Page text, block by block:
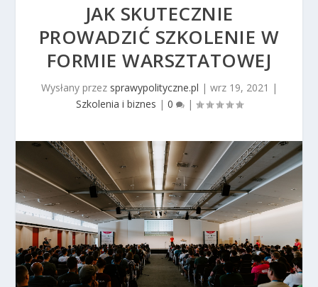
JAK SKUTECZNIE
PROWADZIĆ SZKOLENIE W
FORMIE WARSZTATOWEJ
Wysłany przez sprawypolityczne.pl | wrz 19, 2021 |
Szkolenia i biznes | 0 |